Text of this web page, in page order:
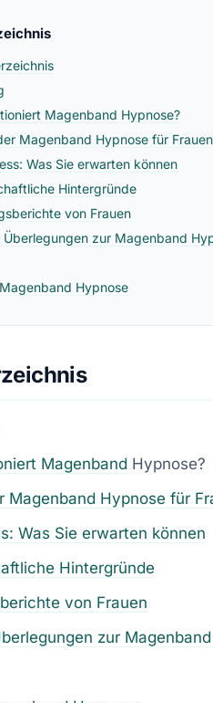
Magenband Hypnose?
Magenband Hypnose für Frauen
Was Sie erwarten können
Hintergründe
von Frauen
zur Magenband
Hypnose
Magenband Hypnose?
Magenband Hypnose für
Was Sie erwarten können
Hintergründe
von Frauen
zur